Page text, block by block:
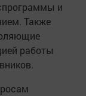
и
Также
работы